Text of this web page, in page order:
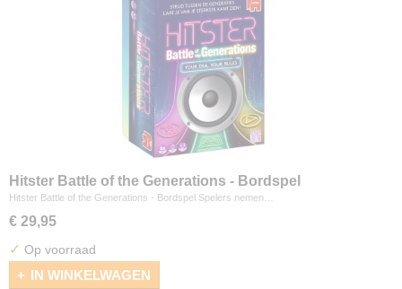
Hitster Battle of the Generations - Bordspel
Hitster Battle of the Generations - Bordspel Spelers nemen…
€ 29,95
✓ Op voorraad
IN WINKELWAGEN